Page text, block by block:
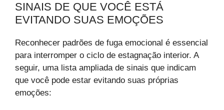
SINAIS DE QUE VOCÊ ESTÁ
EVITANDO SUAS EMOÇÕES
Reconhecer padrões de fuga emocional é essencial
para interromper o ciclo de estagnação interior. A
seguir, uma lista ampliada de sinais que indicam
que você pode estar evitando suas próprias
emoções: